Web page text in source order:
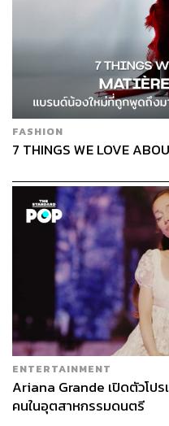
FASHION
7 THINGS WE LOVE
ENTERTAINMENT
Ariana Grande เปิดตัวโป
คนในอุตสาหกรรมดนตรี